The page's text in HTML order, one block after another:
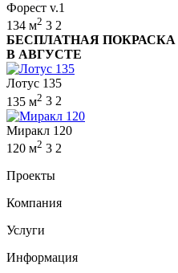
Форест v.1
134 м2 3 2
БЕСПЛАТНАЯ ПОКРАСКА
В АВГУСТЕ
Лотус 135
135 м2 3 2
Миракл 120
120 м2 3 2
Проекты
Компания
Услуги
Информация